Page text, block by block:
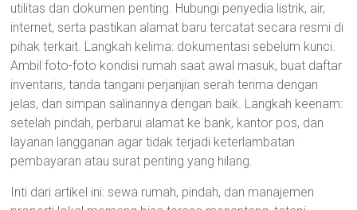
utilitas dan dokumen penting. Hubungi penyedia listrik, air,
internet, serta pastikan alamat baru tercatat secara resmi di
pihak terkait. Langkah kelima: dokumentasi sebelum kunci.
Ambil foto-foto kondisi rumah saat awal masuk, buat daftar
inventaris, tanda tangani perjanjian serah terima dengan
jelas, dan simpan salinannya dengan baik. Langkah keenam:
setelah pindah, perbarui alamat ke bank, kantor pos, dan
layanan langganan agar tidak terjadi keterlambatan
pembayaran atau surat penting yang hilang.
Inti dari artikel ini: sewa rumah, pindah, dan manajemen